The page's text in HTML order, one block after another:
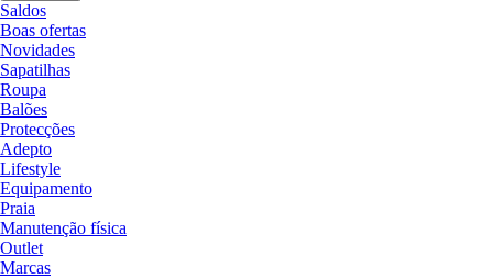
Saldos
Boas ofertas
Novidades
Sapatilhas
Roupa
Balões
Protecções
Adepto
Lifestyle
Equipamento
Praia
Manutenção física
Outlet
Marcas